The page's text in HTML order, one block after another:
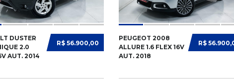
R$ 56.900,00
DUSTER
2.0
AUT. 2014
R$
PEUGEOT 2008
ALLURE 1.6 FLEX 16V
AUT. 2018